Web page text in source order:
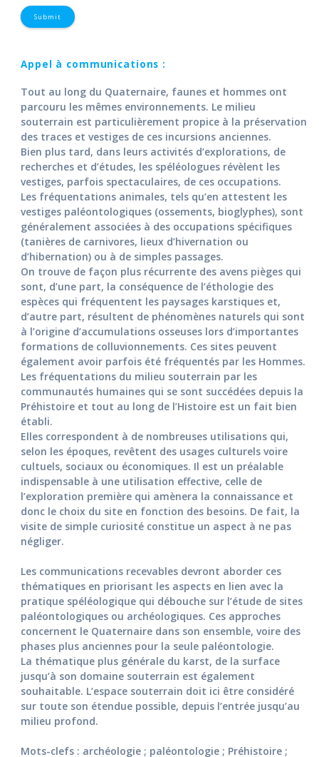
Submit
Appel à communications :
Tout au long du Quaternaire, faunes et hommes ont
parcouru les mêmes environnements. Le milieu
souterrain est particulièrement propice à la préservation
des traces et vestiges de ces incursions anciennes.
Bien plus tard, dans leurs activités d’explorations, de
recherches et d’études, les spéléologues révèlent les
vestiges, parfois spectaculaires, de ces occupations.
Les fréquentations animales, tels qu’en attestent les
vestiges paléontologiques (ossements, bioglyphes), sont
généralement associées à des occupations spécifiques
(tanières de carnivores, lieux d’hivernation ou
d’hibernation) ou à de simples passages.
On trouve de façon plus récurrente des avens pièges qui
sont, d’une part, la conséquence de l’éthologie des
espèces qui fréquentent les paysages karstiques et,
d’autre part, résultent de phénomènes naturels qui sont
à l’origine d’accumulations osseuses lors d’importantes
formations de colluvionnements. Ces sites peuvent
également avoir parfois été fréquentés par les Hommes.
Les fréquentations du milieu souterrain par les
communautés humaines qui se sont succédées depuis la
Préhistoire et tout au long de l’Histoire est un fait bien
établi.
Elles correspondent à de nombreuses utilisations qui,
selon les époques, revêtent des usages culturels voire
cultuels, sociaux ou économiques. Il est un préalable
indispensable à une utilisation effective, celle de
l’exploration première qui amènera la connaissance et
donc le choix du site en fonction des besoins. De fait, la
visite de simple curiosité constitue un aspect à ne pas
négliger.
Les communications recevables devront aborder ces
thématiques en priorisant les aspects en lien avec la
pratique spéléologique qui débouche sur l’étude de sites
paléontologiques ou archéologiques. Ces approches
concernent le Quaternaire dans son ensemble, voire des
phases plus anciennes pour la seule paléontologie.
La thématique plus générale du karst, de la surface
jusqu’à son domaine souterrain est également
souhaitable. L’espace souterrain doit ici être considéré
sur toute son étendue possible, depuis l’entrée jusqu’au
milieu profond.
Mots-clefs : archéologie ; paléontologie ; Préhistoire ;